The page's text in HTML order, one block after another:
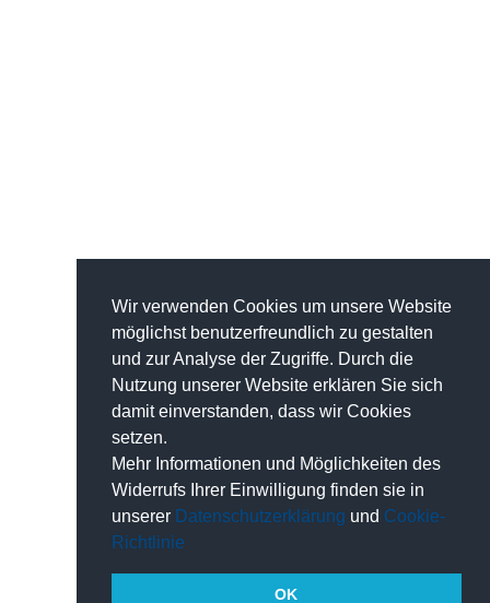
Wir verwenden Cookies um unsere Website
möglichst benutzerfreundlich zu gestalten
und zur Analyse der Zugriffe. Durch die
Nutzung unserer Website erklären Sie sich
damit einverstanden, dass wir Cookies
setzen.
Mehr Informationen und Möglichkeiten des
Widerrufs Ihrer Einwilligung finden sie in
unserer Datenschutzerklärung und Cookie-
Richtlinie
OK